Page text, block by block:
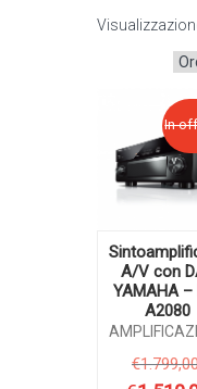
In
A/V con
YAMAHA –
A2080
€